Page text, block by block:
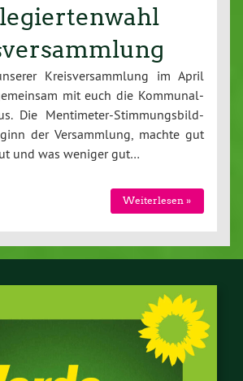
Kreis­ver­samm­lung im April
mit euch die Kom­mu­nal­
Die Men­ti­me­ter-Stim­mungs­bild-
der Ver­samm­lung, machte gut
und was weniger gut…
Wei­ter­le­sen »